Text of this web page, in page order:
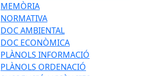
MEMÒRIA
NORMATIVA
DOC AMBIENTAL
DOC ECONÒMICA
PLÀNOLS INFORMACIÓ
PLÀNOLS ORDENACIÓ